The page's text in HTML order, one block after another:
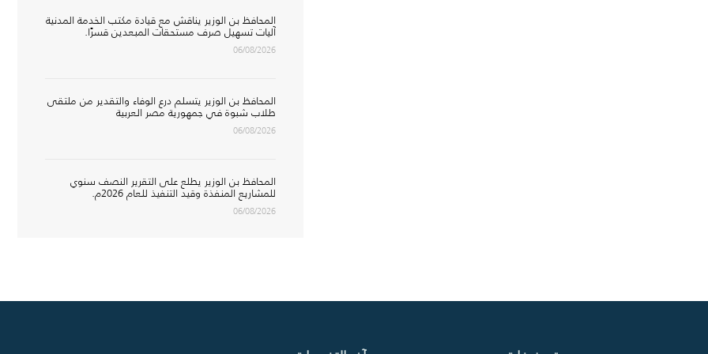
المحافظ بن الوزير يناقش مع قيادة مكتب الخدمة المدنية
آليات تسهيل صرف مستحقات المبعدين قسرًا.
06/08/2026
المحافظ بن الوزير يتسلم درع الوفاء والتقدير من ملتقى
طلاب شبوة في جمهورية مصر العربية
06/08/2026
المحافظ بن الوزير يطلع على التقرير النصف سنوي
للمشاريع المنفذة وقيد التنفيذ للعام 2026م.
06/08/2026